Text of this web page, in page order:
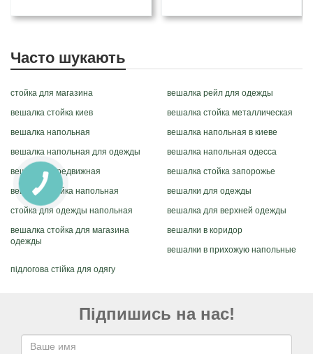
Часто шукають
стойка для магазина
вешалка рейл для одежды
вешалка стойка киев
вешалка стойка металлическая
вешалка напольная
вешалка напольная в киеве
вешалка напольная для одежды
вешалка напольная одесса
вешалка передвижная
вешалка стойка запорожье
вешалка стойка напольная
вешалки для одежды
стойка для одежды напольная
вешалка для верхней одежды
вешалка стойка для магазина
одежды
вешалки в коридор
вешалки в прихожую напольные
підлогова стійка для одягу
Підпишись на нас!